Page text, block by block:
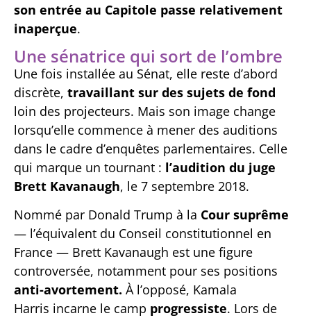
son entrée au Capitole passe relativement
inaperçue.
Une sénatrice qui sort de l’ombre
Une fois installée au Sénat, elle reste d’abord
discrète, travaillant sur des sujets de fond
loin des projecteurs. Mais son image change
lorsqu’elle commence à mener des auditions
dans le cadre d’enquêtes parlementaires. Celle
qui marque un tournant : l’audition du juge
Brett Kavanaugh, le 7 septembre 2018.
Nommé par Donald Trump à la Cour suprême
— l’équivalent du Conseil constitutionnel en
France — Brett Kavanaugh est une figure
controversée, notamment pour ses positions
anti-avortement. À l’opposé, Kamala
Harris incarne le camp progressiste. Lors de